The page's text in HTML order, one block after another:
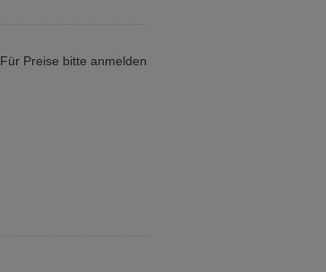
Für Preise bitte anmelden